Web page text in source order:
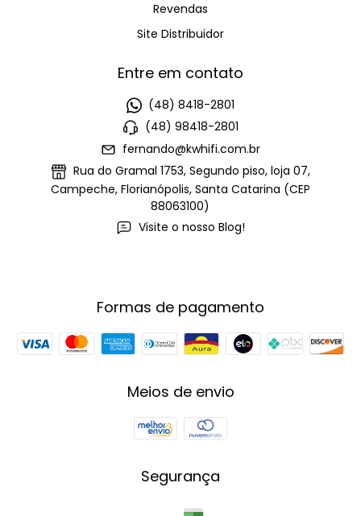
Revendas
Site Distribuidor
Entre em contato
(48) 8418-2801
(48) 98418-2801
fernando@kwhifi.com.br
Rua do Gramal 1753, Segundo piso, loja 07,
Campeche, Florianópolis, Santa Catarina (CEP
88063100)
Visite o nosso Blog!
Formas de pagamento
Meios de envio
Segurança